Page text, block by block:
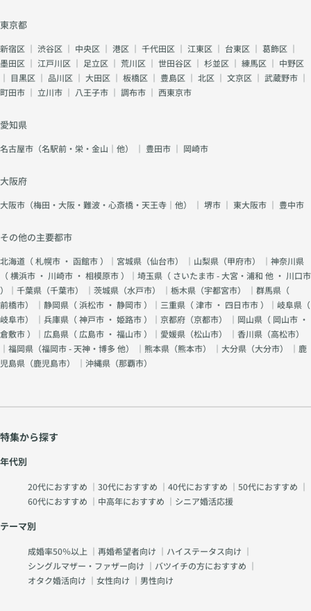
東京都
新宿区 ｜ 渋谷区 ｜ 中央区 ｜ 港区 ｜ 千代田区 ｜ 江東区 ｜ 台東区 ｜ 葛飾区 ｜
墨田区 ｜ 江戸川区 ｜ 足立区 ｜ 荒川区 ｜ 世田谷区 ｜ 杉並区 ｜ 練馬区 ｜ 中野区
｜ 目黒区 ｜ 品川区 ｜ 大田区 ｜ 板橋区 ｜ 豊島区 ｜ 北区 ｜ 文京区 ｜ 武蔵野市 ｜
町田市 ｜ 立川市 ｜ 八王子市 ｜ 調布市 ｜ 西東京市
愛知県
名古屋市（名駅前・栄・金山｜他） ｜ 豊田市 ｜ 岡崎市
大阪府
大阪市（梅田・大阪・難波・心斎橋・天王寺｜他） ｜ 堺市 ｜ 東大阪市 ｜ 豊中市
その他の主要都市
北海道（札幌市 ・ 函館市）｜宮城県（仙台市） ｜山梨県（甲府市） ｜神奈川県
（横浜市 ・ 川崎市 ・ 相模原市）｜埼玉県（ さいたま市 - 大宮・浦和 他 ・ 川口市
）｜千葉県（千葉市） ｜茨城県（水戸市） ｜栃木県（宇都宮市） ｜群馬県（
前橋市） ｜静岡県（浜松市 ・ 静岡市）｜三重県（津市 ・ 四日市市）｜岐阜県（
岐阜市） ｜兵庫県（神戸市 ・ 姫路市）｜京都府（京都市） ｜岡山県（ 岡山市 ・
倉敷市）｜広島県（ 広島市 ・ 福山市）｜愛媛県（松山市） ｜香川県（高松市）
｜福岡県（福岡市 - 天神・博多 他） ｜熊本県（熊本市） ｜大分県（大分市） ｜鹿
児島県（鹿児島市） ｜沖縄県（那覇市）
特集から探す
年代別
20代におすすめ ｜ 30代におすすめ ｜ 40代におすすめ ｜ 50代におすすめ ｜
60代におすすめ ｜ 中高年におすすめ ｜ シニア婚活応援
テーマ別
成婚率50％以上 ｜ 再婚希望者向け ｜ ハイステータス向け ｜
シングルマザー・ファザー向け ｜ バツイチの方におすすめ ｜
オタク婚活向け ｜ 女性向け ｜ 男性向け